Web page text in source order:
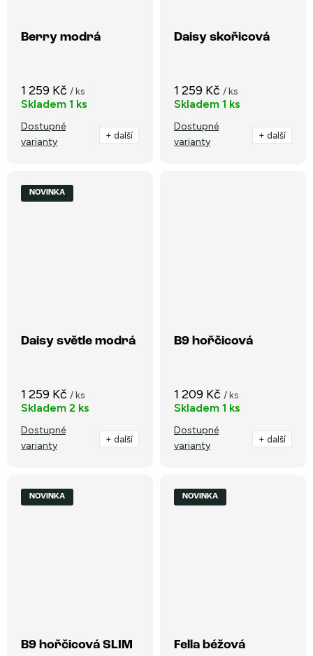
Berry modrá
1 259 Kč / ks
Skladem 1 ks
Dostupné
varianty
+ další
Daisy skořicová
1 259 Kč / ks
Skladem 1 ks
Dostupné
varianty
+ další
NOVINKA
Daisy světle modrá
1 259 Kč / ks
Skladem 2 ks
Dostupné
varianty
+ další
B9 hořčicová
1 209 Kč / ks
Skladem 1 ks
Dostupné
varianty
+ další
NOVINKA
B9 hořčicová SLIM
NOVINKA
Fella béžová